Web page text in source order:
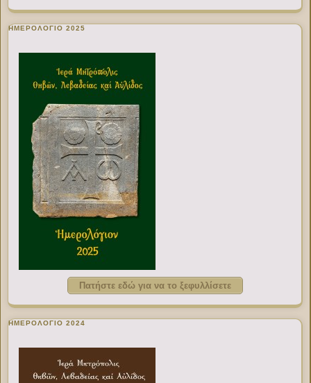
ΗΜΕΡΟΛΟΓΙΟ 2025
Πατήστε εδώ για να το ξεφυλλίσετε
ΗΜΕΡΟΛΟΓΙΟ 2024